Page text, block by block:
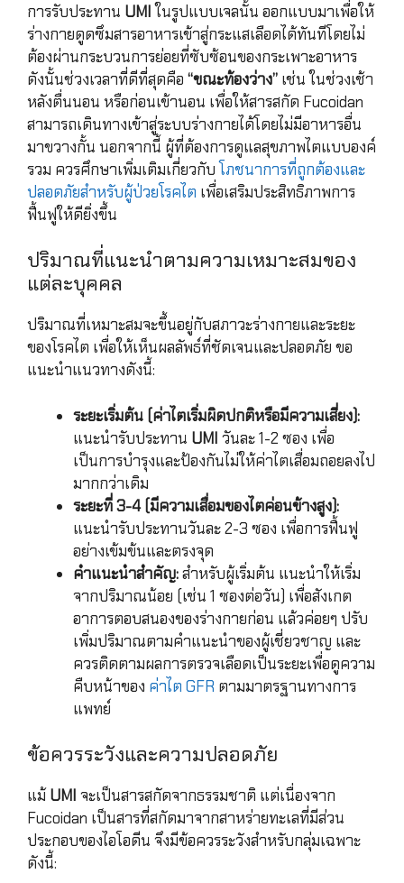
การรับประทาน UMIในรูปแบบเจลนั้น ออกแบบมาเพื่อให้
ร่างกายดูดซึมสารอาหารเข้าสู่กระแสเลือดได้ทันทีโดยไม่
ต้องผ่านกระบวนการย่อยที่ซับซ้อนของกระเพาะอาหาร
ดังนั้นช่วงเวลาที่ดีที่สุดคือ “ขณะท้องว่าง” เช่น ในช่วงเช้า
หลังตื่นนอน หรือก่อนเข้านอน เพื่อให้สารสกัด Fucoidan
สามารถเดินทางเข้าสู่ระบบร่างกายได้โดยไม่มีอาหารอื่น
มาขวางกั้น นอกจากนี้ ผู้ที่ต้องการดูแลสุขภาพไตแบบองค์
รวม ควรศึกษาเพิ่มเติมเกี่ยวกับโภชนาการที่ถูกต้องและ
ปลอดภัยสำหรับผู้ป่วยโรคไต เพื่อเสริมประสิทธิภาพการ
ฟื้นฟูให้ดียิ่งขึ้น
ปริมาณที่แนะนำตามความเหมาะสมของ
แต่ละบุคคล
ปริมาณที่เหมาะสมจะขึ้นอยู่กับสภาวะร่างกายและระยะ
ของโรคไต เพื่อให้เห็นผลลัพธ์ที่ชัดเจนและปลอดภัย ขอ
แนะนำแนวทางดังนี้:
ระยะเริ่มต้น (ค่าไตเริ่มผิดปกติหรือมีความเสี่ยง):
แนะนำรับประทาน UMI วันละ 1-2 ซอง เพื่อ
เป็นการบำรุงและป้องกันไม่ให้ค่าไตเสื่อมถอยลงไป
มากกว่าเดิม
ระยะที่ 3-4 (มีความเสื่อมของไตค่อนข้างสูง):
แนะนำรับประทานวันละ 2-3 ซอง เพื่อการฟื้นฟู
อย่างเข้มข้นและตรงจุด
คำแนะนำสำคัญ:สำหรับผู้เริ่มต้น แนะนำให้เริ่ม
จากปริมาณน้อย (เช่น 1 ซองต่อวัน) เพื่อสังเกต
อาการตอบสนองของร่างกายก่อน แล้วค่อยๆ ปรับ
เพิ่มปริมาณตามคำแนะนำของผู้เชี่ยวชาญ และ
ควรติดตามผลการตรวจเลือดเป็นระยะเพื่อดูความ
คืบหน้าของ ค่าไต GFR ตามมาตรฐานทางการ
แพทย์
ข้อควรระวังและความปลอดภัย
แม้ UMI จะเป็นสารสกัดจากธรรมชาติ แต่เนื่องจาก
Fucoidan เป็นสารที่สกัดมาจากสาหร่ายทะเลที่มีส่วน
ประกอบของไอโอดีน จึงมีข้อควรระวังสำหรับกลุ่มเฉพาะ
ดังนี้: